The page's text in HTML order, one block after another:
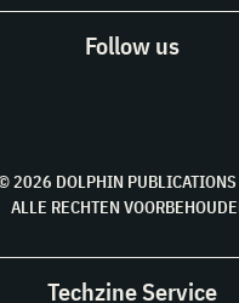
Follow us
2026 DOLPHIN PUBLICATIONS
ALLE RECHTEN
Techzine Service